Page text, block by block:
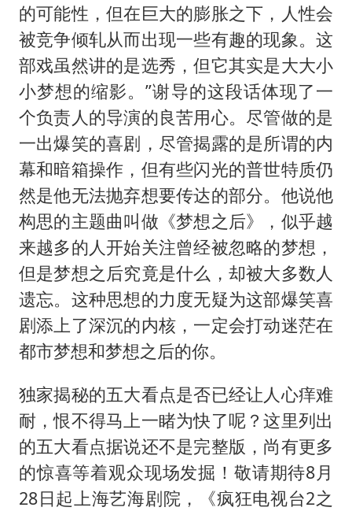
的可能性，但在巨大的膨胀之下，人性会
被竞争倾轧从而出现一些有趣的现象。这
部戏虽然讲的是选秀，但它其实是大大小
小梦想的缩影。”谢导的这段话体现了一
个负责人的导演的良苦用心。尽管做的是
一出爆笑的喜剧，尽管揭露的是所谓的内
幕和暗箱操作，但有些闪光的普世特质仍
然是他无法抛弃想要传达的部分。他说他
构思的主题曲叫做《梦想之后》，似乎越
来越多的人开始关注曾经被忽略的梦想，
但是梦想之后究竟是什么，却被大多数人
遗忘。这种思想的力度无疑为这部爆笑喜
剧添上了深沉的内核，一定会打动迷茫在
都市梦想和梦想之后的你。
独家揭秘的五大看点是否已经让人心痒难
耐，恨不得马上一睹为快了呢？这里列出
的五大看点据说还不是完整版，尚有更多
的惊喜等着观众现场发掘！敬请期待8月
28日起上海艺海剧院，《疯狂电视台2之